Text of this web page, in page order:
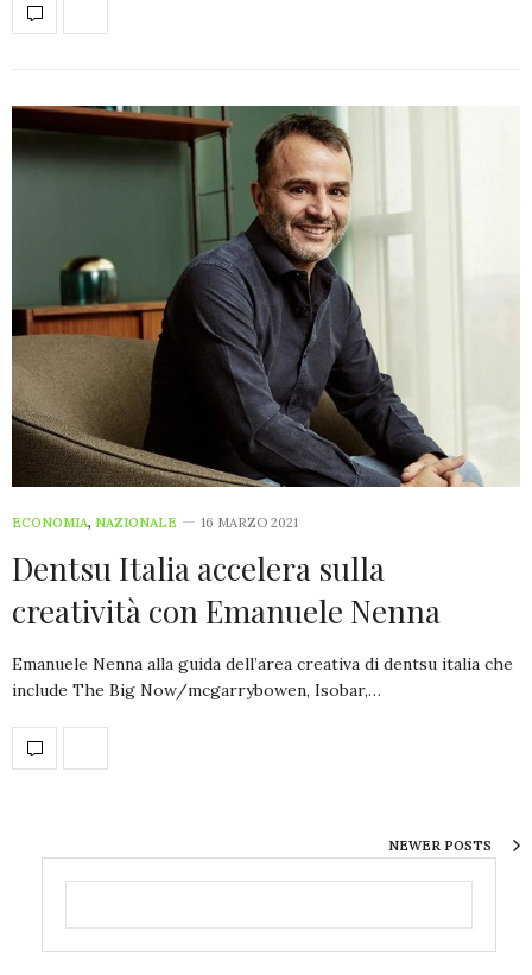
ECONOMIA, NAZIONALE 16 MARZO 2021
Dentsu Italia accelera sulla
creatività con Emanuele Nenna
Emanuele Nenna alla guida dell’area creativa di dentsu italia che
include The Big Now/mcgarrybowen, Isobar,…
NEWER POSTS